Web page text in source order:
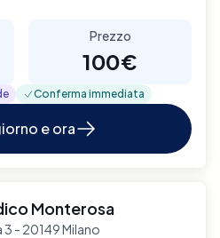
Prezzo
100€
Conferma immediata
e ora
Monterosa
3 - 20149 Milano